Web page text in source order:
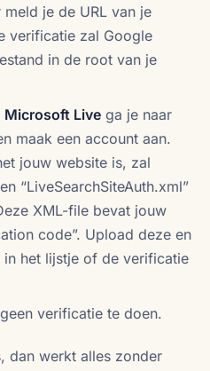
meld je de URL van je
verificatie zal Google
in de root van je
Microsoft Live ga je naar
maak een account aan.
jouw website is, zal
“LiveSearchSiteAuth.xml”
XML-file bevat jouw
code”. Upload deze en
het lijstje of de verificatie
verificatie te doen.
dan werkt alles zonder